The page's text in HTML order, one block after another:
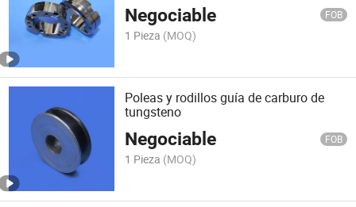
Negociable FOB
1 Pieza (MOQ)
Poleas y rodillos guía de carburo de
tungsteno
Negociable FOB
1 Pieza (MOQ)